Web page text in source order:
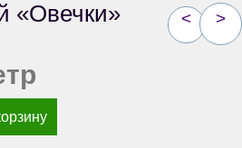
< >
«Овечки»